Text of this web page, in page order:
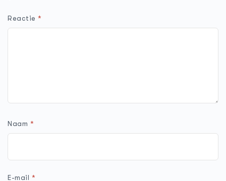
Reactie*
Naam *
E-mail *